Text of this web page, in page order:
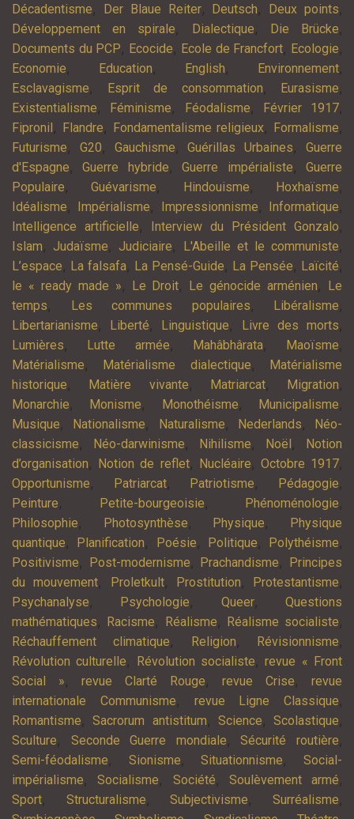
Décadentisme, Der Blaue Reiter, Deutsch, Deux points,
Développement en spirale, Dialectique, Die Brücke,
Documents du PCP, Ecocide, Ecole de Francfort, Ecologie,
Economie, Education, English, Environnement,
Esclavagisme, Esprit de consommation, Eurasisme,
Existentialisme, Féminisme, Féodalisme, Février 1917,
Fipronil , Flandre, Fondamentalisme religieux, Formalisme,
Futurisme, G20, Gauchisme,Guérillas Urbaines,Guerre
d'Espagne,Guerre hybride,Guerre impérialiste,Guerre
Populaire,Guévarisme, Hindouisme, Hoxhaïsme,
Idéalisme, Impérialisme, Impressionnisme, Informatique,
Intelligence artificielle, Interview du Président Gonzalo,
Islam, Judaïsme, Judiciaire, L'Abeille et le communiste,
L’espace, La falsafa, La Pensé-Guide, La Pensée, Laïcité,
le « ready made », Le Droit, Le génocide arménien,
Le
temps, Les communes populaires, Libéralisme,
Libertarianisme, Liberté, Linguistique, Livre des morts,
Lumières, Lutte armée, Mahâbhârata, Maoïsme,
Matérialisme, Matérialisme dialectique,
Matérialisme
historique, Matière vivante, Matriarcat, Migration,
Monarchie, Monisme, Monothéisme, Municipalisme,
Musique, Nationalisme, Naturalisme, Nederlands,
Néo-
classicisme, Néo-darwinisme, Nihilisme, Noël ,
Notion
d’organisation, Notion de reflet, Nucléaire, Octobre 1917,
Opportunisme, Patriarcat, Patriotisme, Pédagogie,
Peinture, Petite-bourgeoisie, Phénoménologie,
Philosophie, Photosynthèse, Physique,
Physique
quantique, Planification, Poésie, Politique, Polythéisme,
Positivisme, Post-modernisme, Prachandisme,
Principes
du mouvement, Proletkult, Prostitution, Protestantisme,
Psychanalyse, Psychologie, Queer,Questions
mathématiques, Racisme, Réalisme, Réalisme socialiste,
Réchauffement climatique, Religion, Révisionnisme,
Révolution culturelle, Révolution socialiste,revue « Front
Social », revue Clarté Rouge, revue Crise, revue
internationale Communisme, revue Ligne Classique,
Romantisme,Sacrorum antistitum, Science, Scolastique,
Sculture, Seconde Guerre mondiale,Sécurité routière,
Semi-féodalisme, Sionisme,Situationnisme,Social-
impérialisme,Socialisme, Société, Soulèvement armé,
Sport, Structuralisme,Subjectivisme,Surréalisme,